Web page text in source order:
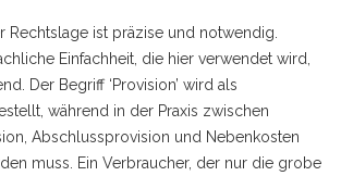
Rechtslage ist präzise und notwendig.
Einfachheit, die hier verwendet wird,
Der Begriff ‘Provision’ wird als
während in der Praxis zwischen
Abschlussprovision und Nebenkosten
muss. Ein Verbraucher, der nur die grobe